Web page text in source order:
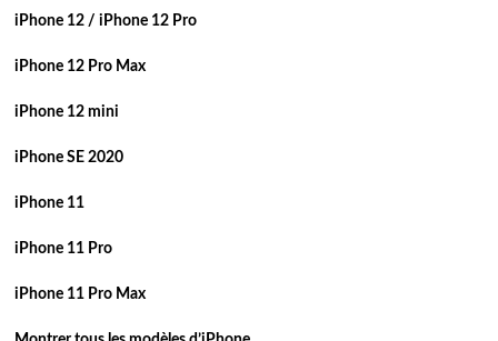
iPhone 12 / iPhone 12 Pro
iPhone 12 Pro Max
iPhone 12 mini
iPhone SE 2020
iPhone 11
iPhone 11 Pro
iPhone 11 Pro Max